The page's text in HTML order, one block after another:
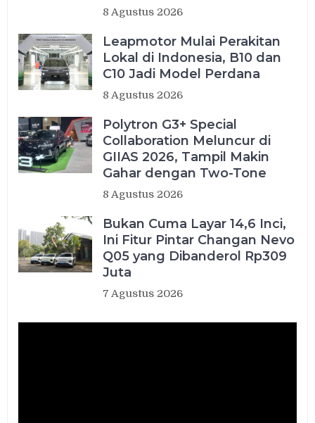
8 Agustus 2026
Leapmotor Mulai Perakitan
Lokal di Indonesia, B10 dan
C10 Jadi Model Perdana
8 Agustus 2026
Polytron G3+ Special
Collaboration Meluncur di
GIIAS 2026, Tampil Makin
Gahar dengan Two-Tone
8 Agustus 2026
Bukan Cuma Layar 14,6 Inci,
Ini Fitur Pintar Changan Nevo
Q05 yang Dibanderol Rp309
Juta
7 Agustus 2026